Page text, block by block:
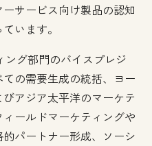
サービス向け製品の認知
います。
ング部門のバイスプレジ
の需要生成の統括、ヨー
アジア太平洋のマーケテ
ールドマーケティングや
パートナー形成、ソーシ